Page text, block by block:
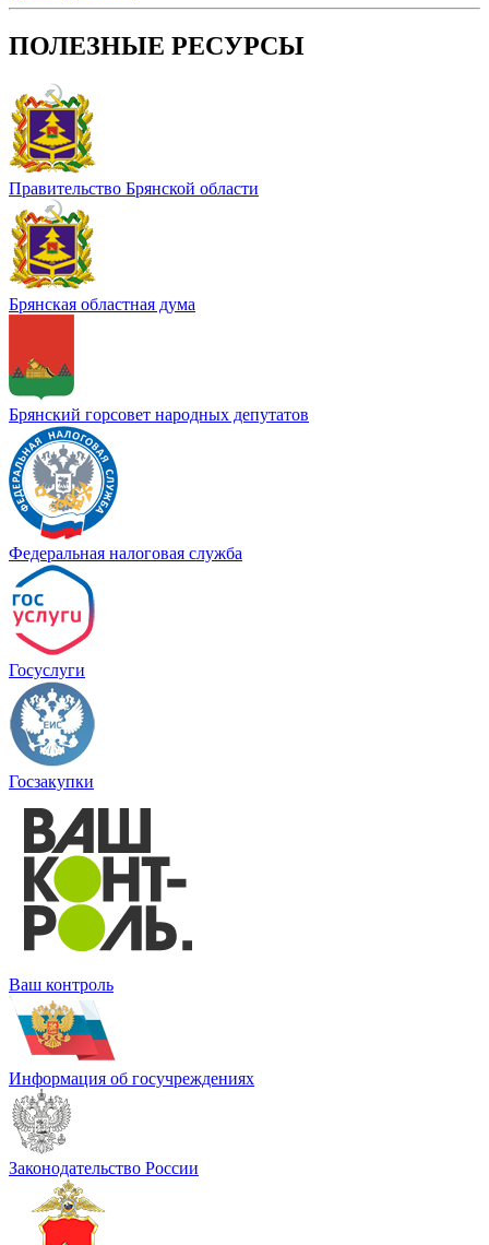
ПОЛЕЗНЫЕ РЕСУРСЫ
Правительство Брянской области
Брянская областная дума
Брянский горсовет народных депутатов
Федеральная налоговая служба
Госуслуги
Госзакупки
Ваш контроль
Информация об госучреждениях
Законодательство России